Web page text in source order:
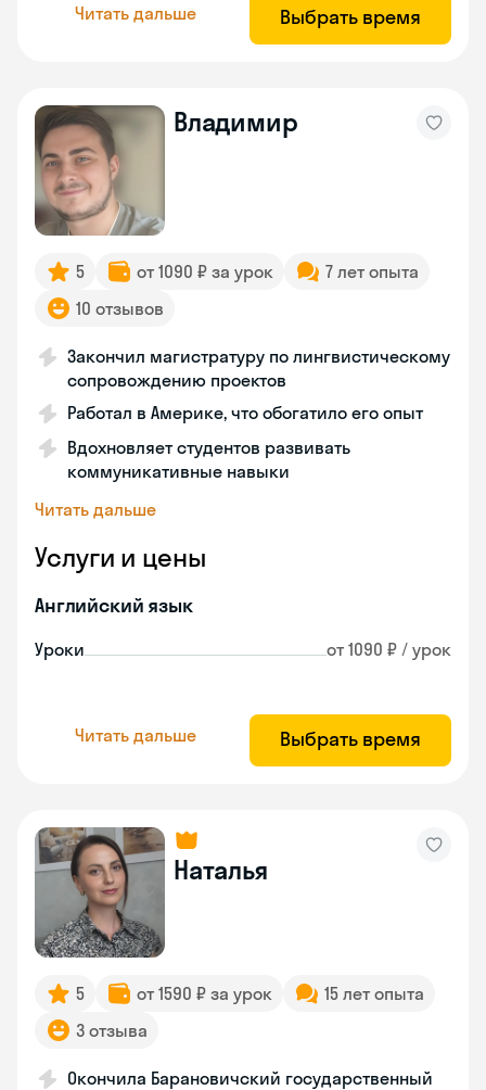
Читать дальше Выбрать время
Владимир
5 от 1090 ₽ за урок
7 лет опыта
10 отзывов
Закончил магистратуру по лингвистическому
сопровождению проектов
Работал в Америке, что обогатило его опыт
Вдохновляет студентов развивать
коммуникативные навыки
Читать дальше
Услуги и цены
Английский язык
Уроки от 1090 ₽ / урок
Читать дальше Выбрать время
Наталья
5 от 1590 ₽ за урок
15 лет опыта
3 отзыва
Окончила Барановичский государственный